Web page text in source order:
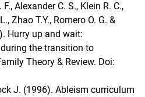
Alexander C. S., Klein R. C.,
Zhao T.Y., Romero O. G. &
Hurry up and wait:
the transition to
Theory & Review. Doi:
J. (1996). Ableism curriculum